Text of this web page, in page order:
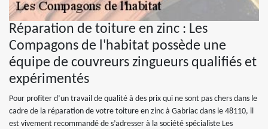
Réparation de toiture en zinc : Les
Compagons de l'habitat possède une
équipe de couvreurs zingueurs qualifiés et
expérimentés
Pour profiter d’un travail de qualité à des prix qui ne sont pas chers dans le
cadre de la réparation de votre toiture en zinc à Gabriac dans le 48110, il
est vivement recommandé de s’adresser à la société spécialiste Les